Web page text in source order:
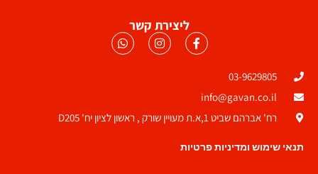
ליצירת קשר
03-9629805
info@gavan.co.il
רח' אברהם שביט 1,א.ת מעויין שורק , ראשון לציון יח' D205
תנאי שימוש ומדיניות פרטיות